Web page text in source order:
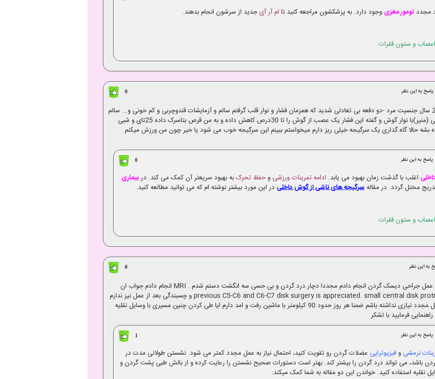
مجدد تومور مغزی وجود دارد. به پزشکشون مراجعه کنید تا ام آر آیجدید از سرشون انجام بدهند.
و ستون فقرات
پاسخ به این نظر 0
سوال -با سلام خدمت آقای دکتر من سنم 28 سال جنسیت مرد -دو دفعه بی تعادلی شدید که همزمان فشار و نوار قلب گرفتم سالم و آزمایشات قندوچربی و کم خونی و... سالم
رفتم متخصص گوش گفت فشار گوش داخلی (منیر)با نوار گوش و گفته این فشار یک عصب از گوش را تا 30درص کاهش داده و به من قرص بتاسرک داده 25تای و شبی
هر 12 ساعت خورده بشه حالا گاه گداری یک سرگیجه خیلی ریز دارم میخواستم ببینم این سرگیجه خوب می شود یا خیر چون من ورزش میکنم
پاسخ به این نظر 0
اغلب با گذشت زمان بهبود می یابد. ادامه تمرینات ورزشی و حفظ تحرکبه بهبود سریعتر آن کمک می کند. دربیماری
مختل گردد. در مقالهسرگیجه های ناشی از گوش داخلی در این مورد بیشتر نوشته ام که می توانید مطالعه کنید.
و ستون فقرات
به این نظر 0
با سلام خانمی 42 ساله هستم 21 ماه پیش عمل جراحی دیسک گردن انجام دادم مجددا دچار درد گردن و بی حسی سه انگشت دستم شدم . MRI انجام دادم جواب ان
اینست previous C5-C6 and C6-C7 disk surgery is appreciated. small central disk protrusion is visible at C4-C5 level و چسبندگی بعد از عمل نیز ندارم
. چه کارهایی لازم است انجام دهم که به عمل مجدد نیازی نداشته باشم ضمنا هر روز حدود 90 کیلومتر با ماشین رفت و امد دارم ایا طی کردن چنین مسیری با وسایل نقلیه
فرمایید با تشکر
پاسخ به این نظر 1
نرمشی و فیزیوتراپی عضلات گردن رو تقویت کنید، احتمال نیاز به عمل مجدد کمتر می شود. نشستن طولانی مدت در
باشد، می تواند درد گردن را بیشتر کند. بهتر است دستورات صحیح نشستن را رعایت کرده و از بالش طبی پشت گردن و
نقلیه استفاده کنید. خواندن این دو مقاله به شما کمک میکند: